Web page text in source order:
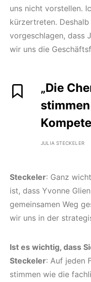
uns nicht vorstellen.
kürzertreten.
vorgeschlagen, dass
wir uns die
„Die
JULIA STECKELER
Steckeler: Ganz
ist, dass Yvonne
gemeinsamen Weg
wir uns in der
Ist es wichtig, dass
Steckeler: Auf jeden
stimmen wie die